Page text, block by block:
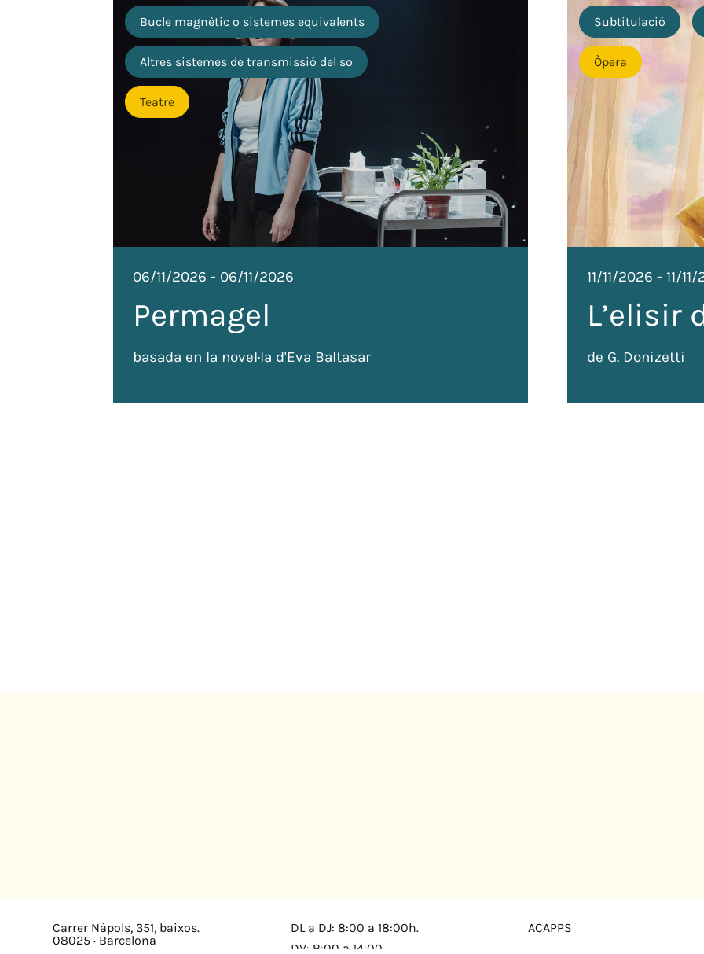
Bucle magnètic o sistemes equivalents
Altres sistemes de transmissió del so
Teatre
06/11/2026 - 06/11/2026
Permagel
basada en la novel·la d'Eva Baltasar
Subtitulació
Òpera
11/11/2026 - 11/
L’elisir
de G. Donizetti
Carrer Nàpols, 351, baixos.
08025 · Barcelona
DL a DJ: 8:00 a 18:00h.
DV: 8:00 a 14:00
ACAPPS